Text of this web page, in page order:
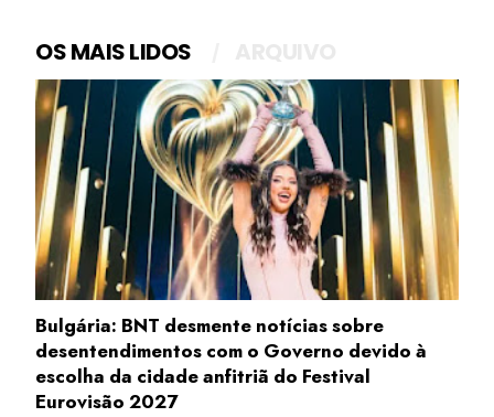
OS MAIS LIDOS
Bulgária: BNT desmente notícias sobre
desentendimentos com o Governo devido à
escolha da cidade anfitriã do Festival
Eurovisão 2027